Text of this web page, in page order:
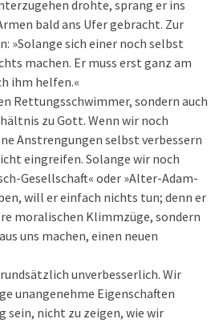
drohte, sprang er ins
bald ans Ufer gebracht. Zur
»Solange sich einer noch selbst
machen. Er muss erst ganz am
ihm helfen.«
Rettungsschwimmer, sondern auch
zu Gott. Wenn wir noch
Anstrengungen selbst verbessern
eingreifen. Solange wir noch
Gesellschaft« oder »Alter-Adam-
will er einfach nichts tun; denn er
moralischen Klimmzüge, sondern
uns machen, einen neuen
unverbesserlich. Wir
unangenehme Eigenschaften
sein, nicht zu zeigen, wie wir